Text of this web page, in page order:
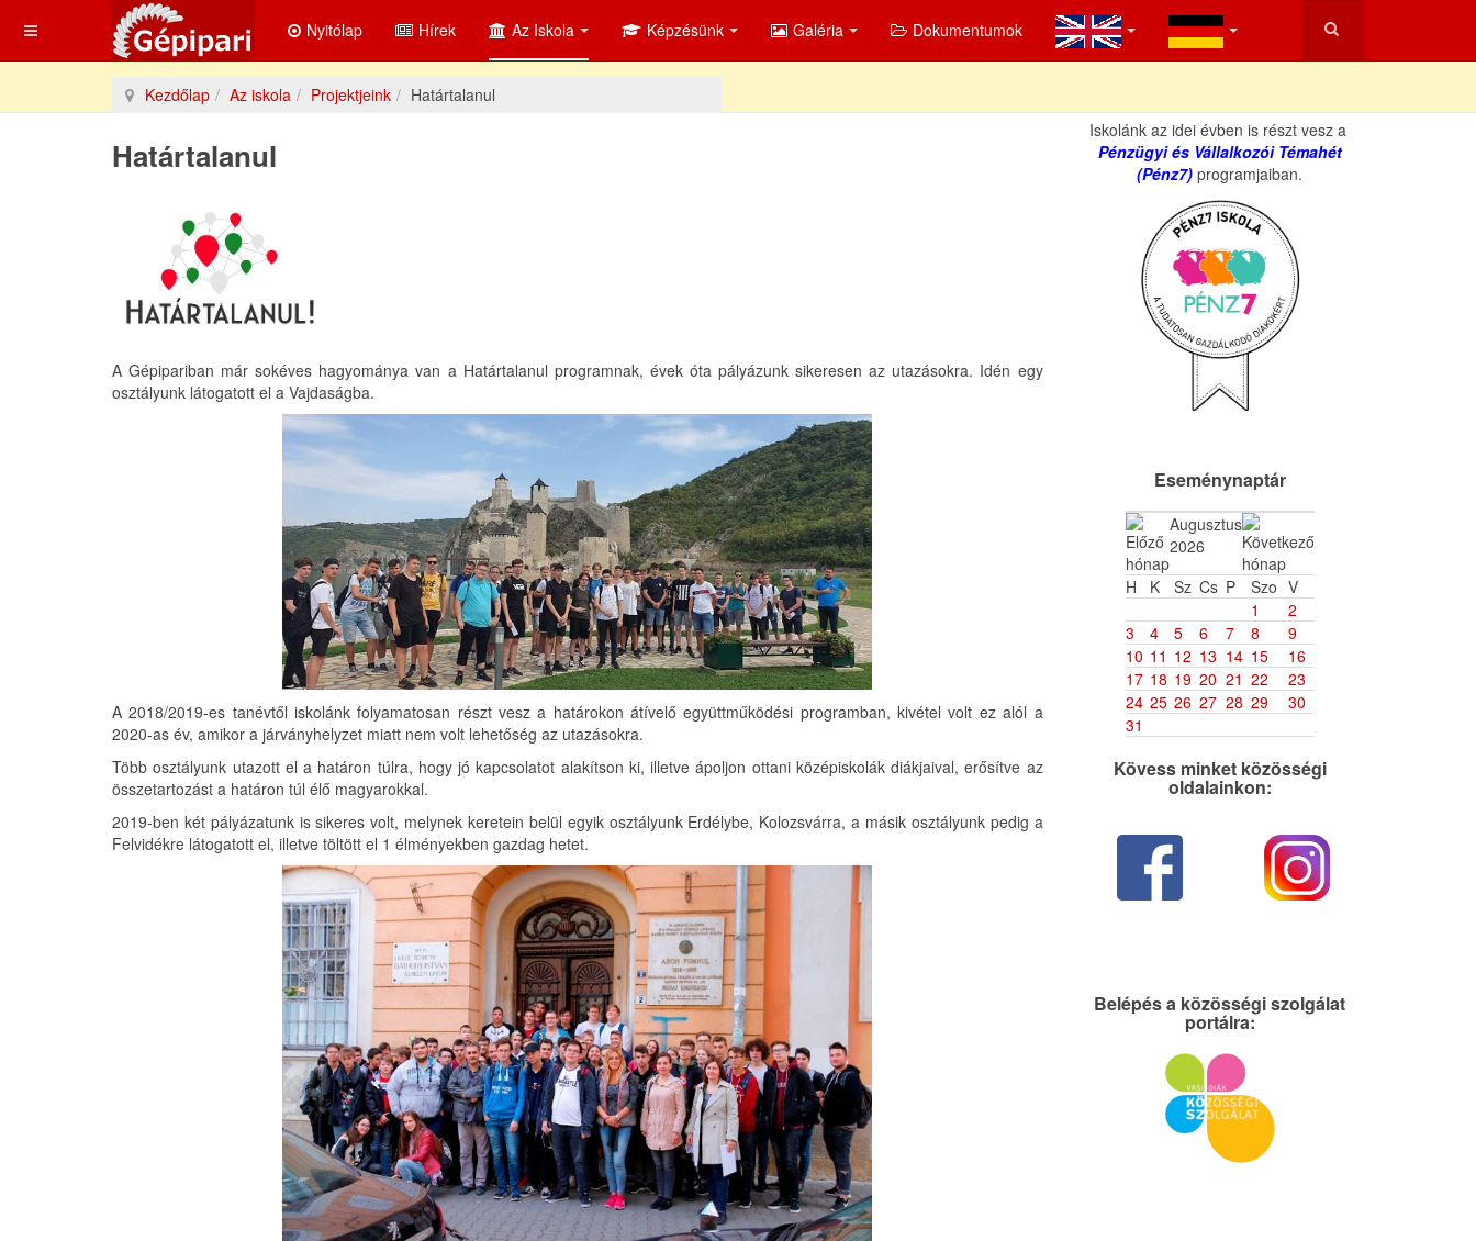
Nyitólap Hírek Az Iskola Képzésünk Galéria Dokumentumok
Kezdőlap Az iskola Projektjeink Határtalanul
Határtalanul
A Gépipariban már sokéves hagyománya van a Határtalanul programnak, évek óta pályázunk sikeresen az utazásokra. Idén egy
osztályunk látogatott el a Vajdaságba.
A 2018/2019-es tanévtől iskolánk folyamatosan részt vesz a határokon átívelő együttműködési programban, kivétel volt ez alól a
2020-as év, amikor a járványhelyzet miatt nem volt lehetőség az utazásokra.
Több osztályunk utazott el a határon túlra, hogy jó kapcsolatot alakítson ki, illetve ápoljon ottani középiskolák diákjaival, erősítve az
összetartozást a határon túl élő magyarokkal.
2019-ben két pályázatunk is sikeres volt, melynek keretein belül egyik osztályunk Erdélybe, Kolozsvárra, a másik osztályunk pedig a
Felvidékre látogatott el, illetve töltött el 1 élményekben gazdag hetet.
Iskolánk az idei évben is részt vesz a
Pénzügyi és Vállalkozói Témahét
(Pénz7) programjaiban.
Eseménynaptár
Augusztus
2026
H
K Sz Cs P Szo V
1
2
3
4 5 6 7 8
9
10 11 12 13 14 15
16
17 18 19 20 21 22
23
24 25 26 27 28 29
30
31
Kövess minket közösségi
oldalainkon:
Belépés a közösségi szolgálat
portálra: